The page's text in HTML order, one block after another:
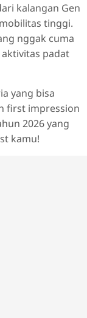
kalangan Gen
tinggi.
nggak cuma
padat
yang bisa
first impression
2026 yang
kamu!